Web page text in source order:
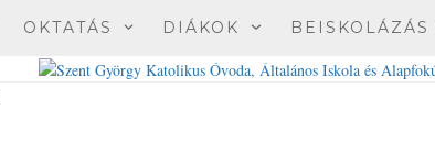
OKTATÁS DIÁKOK BEISKOLÁZÁS